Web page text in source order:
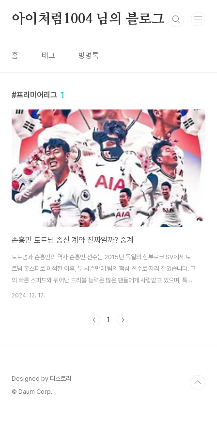
아이처럼1004 님의 블로그
홈 태그 방명록
프리미어리그 1
손흥민 토트넘 종신 계약 진짜일까? 중계
토트넘과 손흥민의 역사 손흥민 선수는 2015년 독일의 함부르크 SV에서 토
트넘 홋스퍼로 이적한 이후, 두 시즌만에 팀의 핵심 선수로 자리 잡았습니다. 그
의 빠른 스피드와 뛰어난 드리블 능력은 많은 팬들에게 사랑받고 있으며, 특히
프리미어리그에서의 활약은 그를 세계적인 스타로 만들어 주었습니다. 손흥민
니다. 손흥민 토트넘 현재 계약 상황 현재 손흥민은 2025년 여름까지 토트
2024. 12. 12.
1
Designed by 티스토리
© Daum Corp.